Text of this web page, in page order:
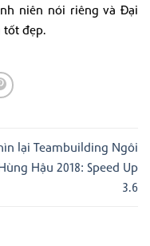
niên nói riêng và Đại
tốt đẹp.
lại Teambuilding Ngôi
Hậu 2018: Speed Up
3.6